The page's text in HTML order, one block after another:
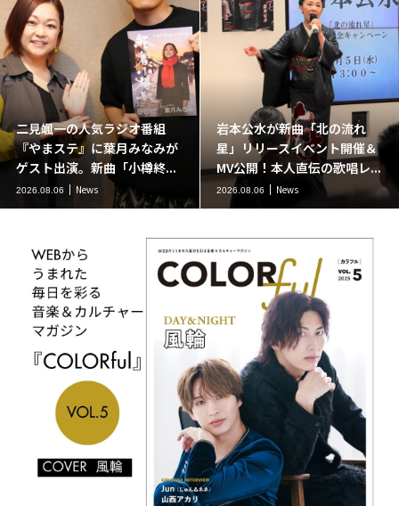
二見颯一の人気ラジオ番組
『やまステ』に葉月みなみが
ゲスト出演。新曲「小樽終...
2026.08.06 News
岩本公水が新曲「北の流れ
星」リリースイベント開催＆
MV公開！本人直伝の歌唱レ...
2026.08.06 News